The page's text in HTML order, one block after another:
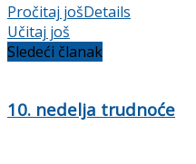
Pročitaj jošDetails
Učitaj još
Sledeći članak
10. nedelja trudnoće